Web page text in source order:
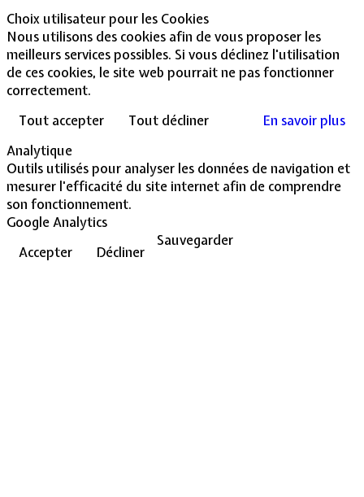
Choix utilisateur pour les Cookies
Nous utilisons des cookies afin de vous proposer les
meilleurs services possibles. Si vous déclinez l'utilisation
de ces cookies, le site web pourrait ne pas fonctionner
correctement.
Tout accepter
Tout décliner
En savoir plus
Analytique
Outils utilisés pour analyser les données de navigation et
mesurer l'efficacité du site internet afin de comprendre
son fonctionnement.
Google Analytics
Accepter
Décliner
Sauvegarder